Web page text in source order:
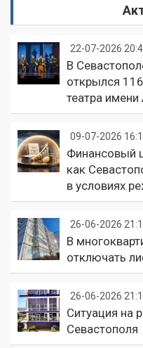
22-07-2026
В
открылся
театра
09-07-2026
Финансовый
как
в условиях
26-06-2026
В
отключать
26-06-2026
Ситуация на
Севастополя